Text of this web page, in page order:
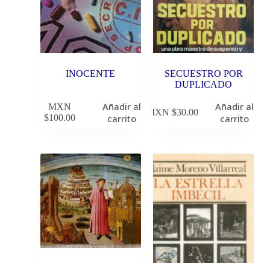
INOCENTE
MXN
$100.00
Añadir al
carrito
SECUESTRO POR
DUPLICADO
MXN $30.00
Añadir al
carrito